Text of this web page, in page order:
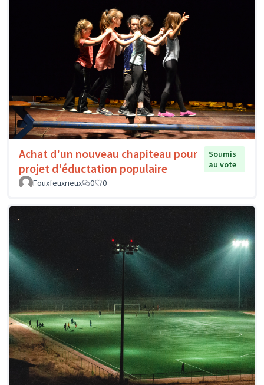
Achat d'un nouveau chapiteau pour
projet d'éductation populaire
Soumis
au vote
Fouxfeuxrieux
0 0